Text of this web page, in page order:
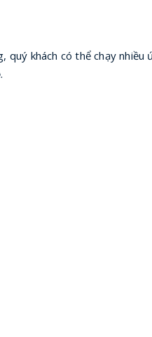
quý khách có thể chạy nhiều
.